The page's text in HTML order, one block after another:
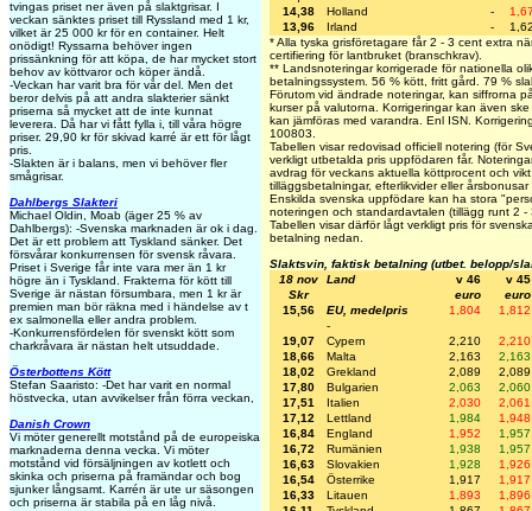
tvingas priset ner även på slaktgrisar. I
veckan sänktes priset till Ryssland med 1 kr,
vilket är 25 000 kr för en container. Helt
onödigt! Ryssarna behöver ingen
prissänkning för att köpa, de har mycket stort
behov av köttvaror och köper ändå.
-Veckan har varit bra för vår del. Men det
beror delvis på att andra slakterier sänkt
priserna så mycket att de inte kunnat
leverera. Då har vi fått fylla i, till våra högre
priser. 29,90 kr för skivad karré är ett för lågt
pris.
-Slakten är i balans, men vi behöver fler
smågrisar.
Dahlbergs Slakteri
Michael Oldin, Moab (äger 25 % av
Dahlbergs): -Svenska marknaden är ok i dag.
Det är ett problem att Tyskland sänker. Det
försvårar konkurrensen för svensk råvara.
Priset i Sverige får inte vara mer än 1 kr
högre än i Tyskland. Frakterna för kött till
Sverige är nästan försumbara, men 1 kr är
premien man bör räkna med i händelse av t
ex salmonella eller andra problem.
-Konkurrensfördelen för svenskt kött som
charkråvara är nästan helt utsuddade.
Österbottens Kött
Stefan Saaristo: -Det har varit en normal
höstvecka, utan avvikelser från förra veckan,
Danish Crown
Vi möter generellt motstånd på de europeiska
marknaderna denna vecka. Vi möter
motstånd vid försäljningen av kotlett och
skinka och priserna på framändar och bog
sjunker långsamt. Karrén är ute ur säsongen
och priserna är stabila på en låg nivå.
14,38
Holland -
13,96
Irland -
* Alla tyska grisföretagare får 2 - 3 cent extra
certifiering för lantbruket (branschkrav).
** Landsnoteringar korrigerade för nationella
betalningssystem. 56 % kött, fritt gård. 79 %
Förutom vid ändrade noteringar, kan siffrorna
kurser på valutorna. Korrigeringar kan även
kan jämföras med varandra. Enl ISN.
100803.
Tabellen visar redovisad officiell notering (för
verkligt utbetalda pris uppfödaren får.
avdrag för veckans aktuella köttprocent och
tilläggsbetalningar, efterlikvider eller
Enskilda svenska uppfödare kan ha stora
noteringen och standardavtalen (tillägg runt 2 -
Tabellen visar därför lågt verkligt pris för
betalning nedan.
Slaktsvin, faktisk betalning (utbet. belopp/
18 nov
Land v 46
v 45
Skr
euro
euro
15,56
EU, medelpris 1,804
1,812
-
19,07
Cypern 2,210
2,210
18,66
Malta 2,163
2,163
18,02
Grekland 2,089
2,089
17,80
Bulgarien 2,063
2,060
17,51
Italien 2,030
2,061
17,12
Lettland 1,984
1,948
16,84
England 1,952
1,957
16,72
Rumänien 1,938
1,957
16,63
Slovakien 1,928
1,926
16,54
Österrike 1,917
1,917
16,33
Litauen 1,893
1,896